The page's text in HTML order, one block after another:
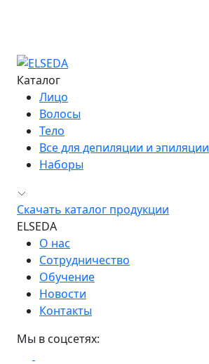
Каталог
Лицо
Волосы
Тело
Все для депиляции и эпиляции
Наборы
Скачать каталог продукции
ELSEDA
О нас
Сотрудничество
Обучение
Новости
Контакты
Мы в соцсетях: